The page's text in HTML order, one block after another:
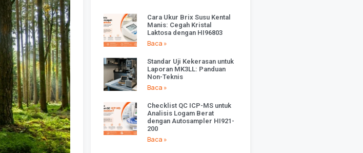
Cara Ukur Brix Susu Kental
Manis: Cegah Kristal
Laktosa dengan HI96803
Baca »
Standar Uji Kekerasan untuk
Laporan MK3LL: Panduan
Non-Teknis
Baca »
Checklist QC ICP-MS untuk
Analisis Logam Berat
dengan Autosampler HI921-
200
Baca »